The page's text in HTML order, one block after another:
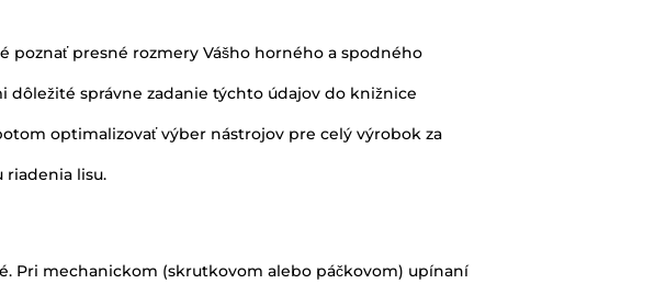
poznať presné rozmery Vášho horného a spodného
dôležité správne zadanie týchto údajov do knižnice
optimalizovať výber nástrojov pre celý výrobok za
riadenia lisu.
Pri mechanickom (skrutkovom alebo páčkovom) upínaní